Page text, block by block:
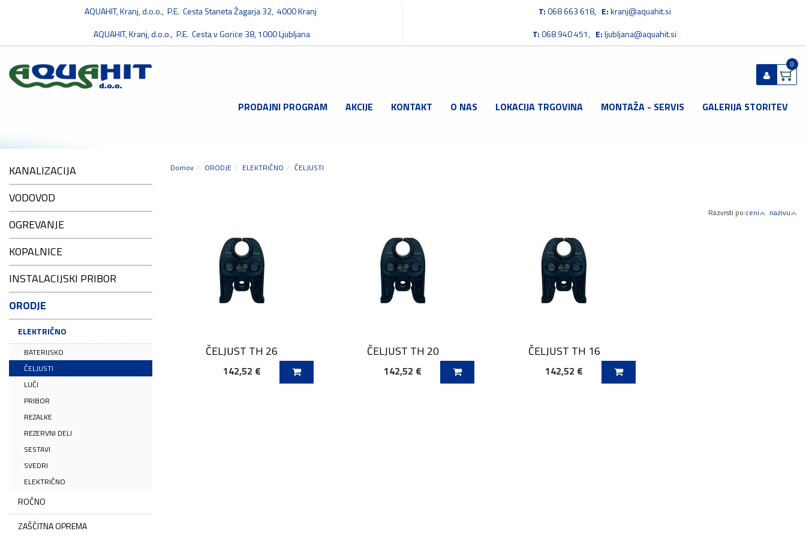
AQUAHIT, Kranj, d.o.o., P.E. Cesta Staneta Žagarja 32, 4000 Kranj
AQUAHIT, Kranj, d.o.o., P.E. Cesta v Gorice 38, 1000 Ljubljana
T:068 663 618, E:kranj@aquahit.si
T:068 940 451, E:ljubljana@aquahit.si
0
PRODAJNI PROGRAM AKCIJE KONTAKT O NAS LOKACIJA TRGOVINA MONTAŽA - SERVIS GALERIJA STORITEV
KANALIZACIJA
VODOVOD
OGREVANJE
KOPALNICE
INSTALACIJSKI PRIBOR
ORODJE
ELEKTRIČNO
BATERIJSKO
ČELJUSTI
LUČI
PRIBOR
REZALKE
REZERVNI DELI
SESTAVI
SVEDRI
ELEKTRIČNO
ROČNO
ZAŠČITNA OPREMA
Domov ORODJE ELEKTRIČNO ČELJUSTI
Razvrsti po:ceni nazivu
ČELJUST TH 26
142,52 €
DODAJ V KOŠARICO
ČELJUST TH 20
142,52 €
DODAJ V KOŠARICO
ČELJUST TH 16
142,52 €
DODAJ V KOŠARICO